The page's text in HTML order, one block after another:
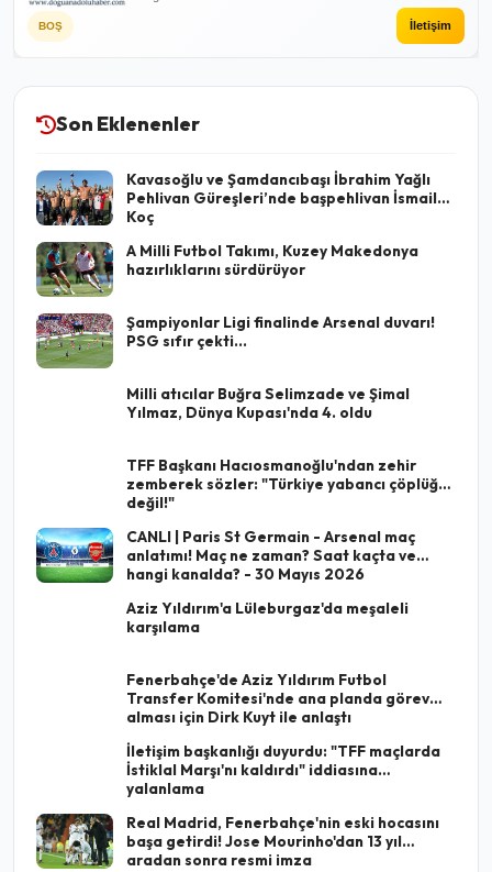
BOŞ İletişim
Son Eklenenler
Kavasoğlu ve Şamdancıbaşı İbrahim Yağlı
Pehlivan Güreşleri’nde başpehlivan İsmail
Koç
A Milli Futbol Takımı, Kuzey Makedonya
hazırlıklarını sürdürüyor
Şampiyonlar Ligi finalinde Arsenal duvarı!
PSG sıfır çekti...
Milli atıcılar Buğra Selimzade ve Şimal
Yılmaz, Dünya Kupası'nda 4. oldu
TFF Başkanı Hacıosmanoğlu'ndan zehir
zemberek sözler: "Türkiye yabancı çöplüğü
değil!"
CANLI | Paris St Germain - Arsenal maç
anlatımı! Maç ne zaman? Saat kaçta ve
hangi kanalda? - 30 Mayıs 2026
Aziz Yıldırım'a Lüleburgaz'da meşaleli
karşılama
Fenerbahçe'de Aziz Yıldırım Futbol
Transfer Komitesi'nde ana planda görev
alması için Dirk Kuyt ile anlaştı
İletişim başkanlığı duyurdu: "TFF maçlarda
İstiklal Marşı'nı kaldırdı" iddiasına
yalanlama
Real Madrid, Fenerbahçe'nin eski hocasını
başa getirdi! Jose Mourinho'dan 13 yıl
aradan sonra resmi imza